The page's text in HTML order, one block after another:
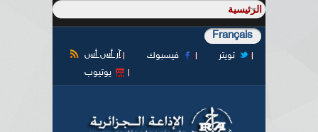
Français
آر أس أس فيسبوك
تويتر
يوتيوب